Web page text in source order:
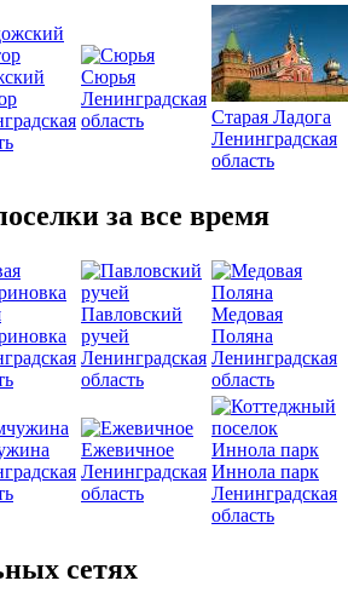
Сюрья
Ленинградская
область
Старая Ладога
Ленинградская
область
за все время
Павловский
ручей
Ленинградская
область
Медовая
Поляна
Ленинградская
область
Ежевичное
Ленинградская
область
Иннола парк
Ленинградская
область
сетях